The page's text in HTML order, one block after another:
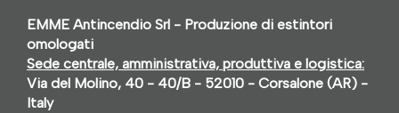
EMME Antincendio Srl - Produzione di estintori
omologati
Sede centrale, amministrativa, produttiva e logistica:
Via del Molino, 40 - 40/B - 52010 - Corsalone (AR) -
Italy